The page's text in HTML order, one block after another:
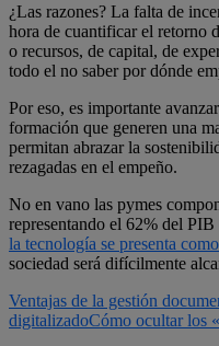
¿Las razones? La falta de
hora de cuantificar el retorno
o recursos, de capital, de
todo el no saber por dónde
Por eso, es importante
formación que generen una
permitan abrazar la
rezagadas en el empeño.
No en vano las pymes
representando el 62% del
la tecnología se presenta
sociedad será difícilmente
Ventajas de la gestión
digitalizadoCómo ocultar los